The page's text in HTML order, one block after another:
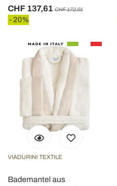
CHF 137,61 CHF 172,01
- 20%
VIADURINI TEXTILE
Bademantel aus